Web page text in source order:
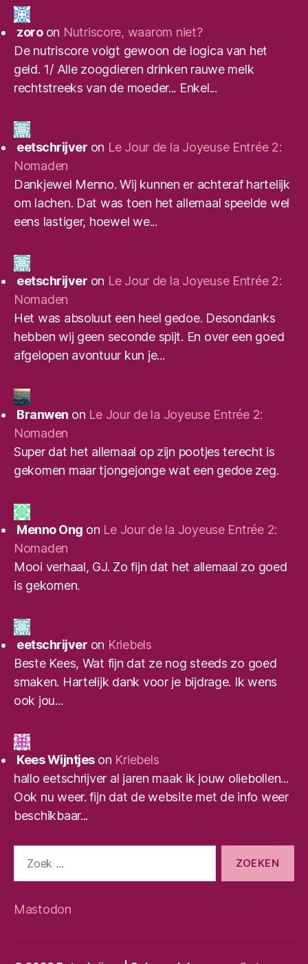
zoroon Nutriscore, waarom niet?
De nutriscore volgt gewoon de logica van het
geld. 1/ Alle zoogdieren drinken rauwe melk
rechtstreeks van de moeder... Enkel...
eetschrijver on Le Jour de la Joyeuse Entrée 2:
Nomaden
Dankjewel Menno. Wij kunnen er achteraf hartelijk
om lachen. Dat was toen het allemaal speelde wel
eens lastiger, hoewel we...
eetschrijver on Le Jour de la Joyeuse Entrée 2:
Nomaden
Het was absoluut een heel gedoe. Desondanks
hebben wij geen seconde spijt. En over een goed
afgelopen avontuur kun je...
Branwen on Le Jour de la Joyeuse Entrée 2:
Nomaden
Super dat het allemaal op zijn pootjes terecht is
gekomen maar tjongejonge wat een gedoe zeg.
Menno Ong on Le Jour de la Joyeuse Entrée 2:
Nomaden
Mooi verhaal, GJ. Zo fijn dat het allemaal zo goed
is gekomen.
eetschrijver on Kriebels
Beste Kees, Wat fijn dat ze nog steeds zo goed
smaken. Hartelijk dank voor je bijdrage. Ik wens
ook jou...
Kees Wijntjeson Kriebels
hallo eetschrijver al jaren maak ik jouw oliebollen...
Ook nu weer. fijn dat de website met de info weer
beschikbaar...
naar:
Mastodon